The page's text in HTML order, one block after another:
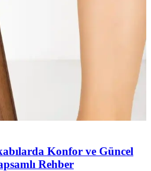
Konfor ve Güncel
Rehber